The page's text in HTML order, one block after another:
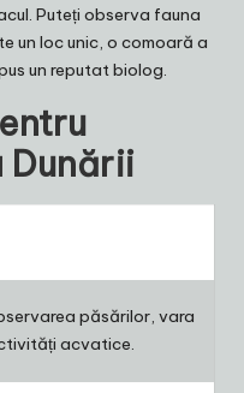
Puteți observa fauna
un loc unic, o comoară a
un reputat biolog.
Dunării
păsărilor, vara
acvatice.